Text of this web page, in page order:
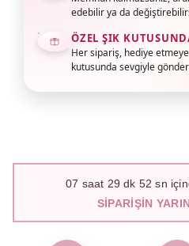
edebilir ya da
ÖZEL ŞIK
Her sipariş, hediye
kutusunda sevgiyle
07 saat 29 dk 51 sn
SIPARIŞIN